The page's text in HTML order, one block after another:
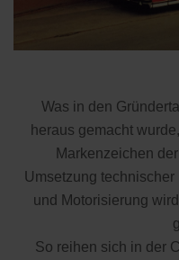
Was in den
heraus gemacht
Markenzeichen
Umsetzung
und Motorisierung
So reihen sich in der